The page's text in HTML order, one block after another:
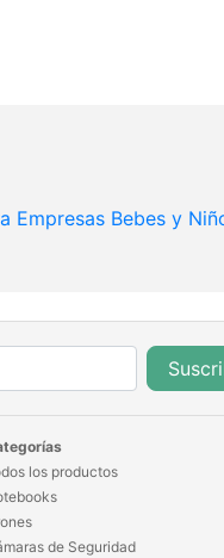
Empresas Bebes y
los productos
de Seguridad